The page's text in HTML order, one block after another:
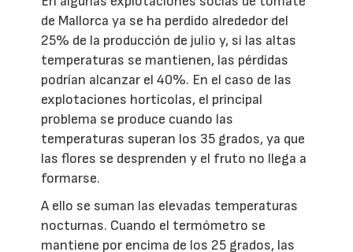
de Mallorca ya se ha perdido alrededor del
25% de la producción de julio y, si las altas
temperaturas se mantienen, las pérdidas
podrían alcanzar el 40%. En el caso de las
explotaciones hortícolas, el principal
problema se produce cuando las
temperaturas superan los 35 grados, ya que
las flores se desprenden y el fruto no llega a
formarse.
A ello se suman las elevadas temperaturas
nocturnas. Cuando el termómetro se
mantiene por encima de los 25 grados, las